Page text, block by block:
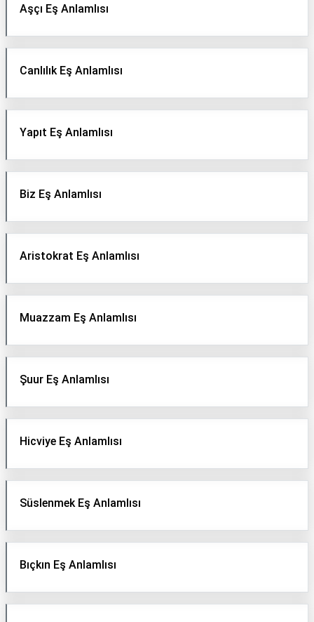
Aşçı Eş Anlamlısı
Canlılık Eş Anlamlısı
Yapıt Eş Anlamlısı
Biz Eş Anlamlısı
Aristokrat Eş Anlamlısı
Muazzam Eş Anlamlısı
Şuur Eş Anlamlısı
Hicviye Eş Anlamlısı
Süslenmek Eş Anlamlısı
Bıçkın Eş Anlamlısı